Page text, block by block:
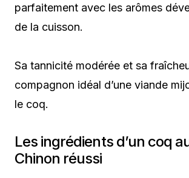
parfaitement avec les arômes
de la cuisson.
Sa tannicité modérée et sa
compagnon idéal d’une viande
le coq.
Les ingrédients d’un coq
Chinon réussi